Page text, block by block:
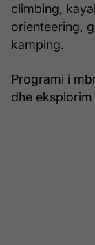
climbing,
orienteering,
kamping.
Programi i
dhe